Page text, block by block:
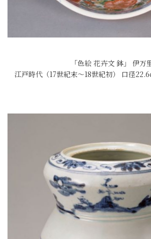
「色絵 花卉文 鉢」 伊万
江戸時代（17世紀末～18世紀初） 口径